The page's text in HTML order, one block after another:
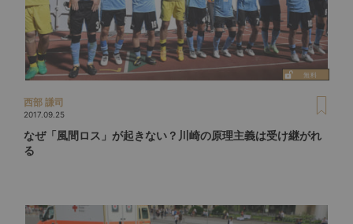
西部 謙司
2017.09.25
なぜ「風間ロス」が起きない？川崎の原理主義は受け継がれ
る